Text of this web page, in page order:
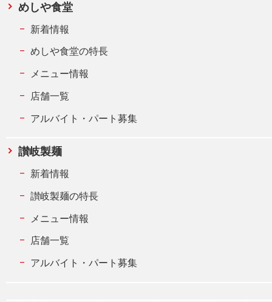
めしや食堂
新着情報
めしや食堂の特長
メニュー情報
店舗一覧
アルバイト・パート募集
讃岐製麺
新着情報
讃岐製麺の特長
メニュー情報
店舗一覧
アルバイト・パート募集